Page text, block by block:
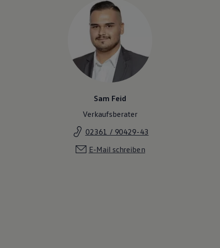
Sam Feid
Verkaufsberater
02361 / 90429-43
E-Mail schreiben